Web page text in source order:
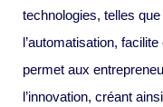
technologies, telles que
l’automatisation,
permet aux
l’innovation, créant